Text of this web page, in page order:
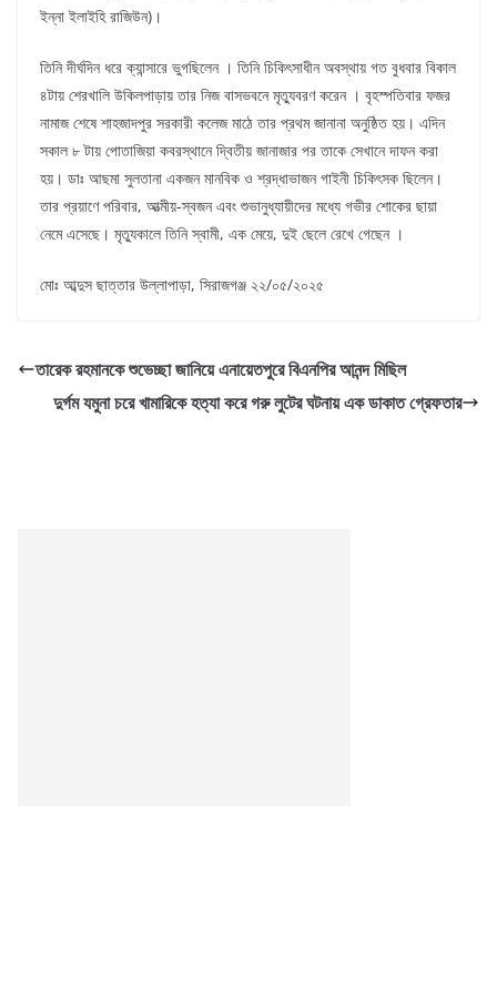
ইন্না ইলাইহি রাজিউন)।
তিনি দীর্ঘদিন ধরে ক্যান্সারে ভুগছিলেন । তিনি চিকিৎসাধীন অবস্থায় গত বুধবার বিকাল
৪টায় শেরখালি উকিলপাড়ায় তার নিজ বাসভবনে মৃত্যুবরণ করেন । বৃহস্পতিবার ফজর
নামাজ শেষে শাহজাদপুর সরকারী কলেজ মাঠে তার প্রথম জানানা অনুষ্ঠিত হয়। এদিন
সকাল ৮ টায় পোতাজিয়া কবরস্থানে দ্বিতীয় জানাজার পর তাকে সেখানে দাফন করা
হয়। ডাঃ আছমা সুলতানা একজন মানবিক ও শ্রদ্ধাভাজন গাইনী চিকিৎসক ছিলেন।
তার প্রয়াণে পরিবার, আত্মীয়-স্বজন এবং শুভানুধ্যায়ীদের মধ্যে গভীর শোকের ছায়া
নেমে এসেছে। মৃত্যুকালে তিনি স্বামী, এক মেয়ে, দুই ছেলে রেখে গেছেন ।
মোঃ আব্দুস ছাত্তার উল্লাপাড়া, সিরাজগঞ্জ ২২/০৫/২০২৫
তারেক রহমানকে শুভেচ্ছা জানিয়ে এনায়েতপুরে বিএনপির আনন্দ মিছিল
দুর্গম যমুনা চরে খামারিকে হত্যা করে গরু লুটের ঘটনায় এক ডাকাত গ্রেফতার